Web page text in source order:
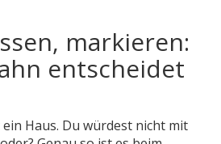
markieren:
entscheidet
Haus. Du würdest nicht mit